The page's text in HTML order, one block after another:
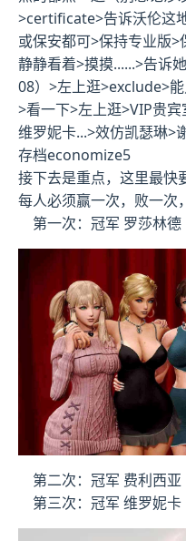
>certificate>告诉沃伦这
或保安都可>保持专业版
静静看着>摸摸......>告诉
08）>左上逛>exclude>
>看一下>左上逛>VIP贵
维罗妮卡...>效仿凯瑟琳>
存档economize5
接下去是重点，这里最快
每人必须赢一次，败一次
第一次：冠军 罗莎林
第二次：冠军 费利西
第三次：冠军 维罗妮